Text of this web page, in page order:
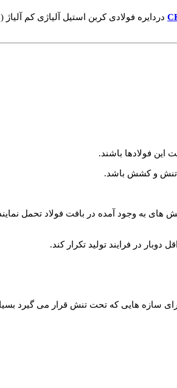
دردایره فولادی کربن استیل آلیاژی کم آلیاژ (
های به وجود آمده در بافت فولاد تحمل
سازه هایی که تحت تنش قرار می گیرد